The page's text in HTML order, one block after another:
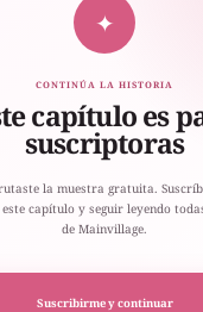
✦
CONTINÚA LA HISTORIA
capítulo es
suscriptoras
la muestra gratuita.
capítulo y seguir leyendo
de Mainvillage.
Suscribirme y continuar